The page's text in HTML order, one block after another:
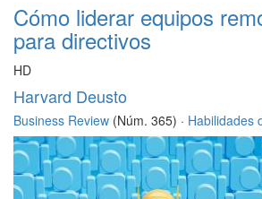
Cómo liderar equipos
para directivos
HD
Harvard Deusto
Business Review (Núm. 365) · Habilidades